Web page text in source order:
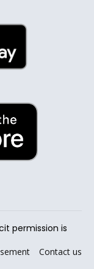
permission is
Contact us